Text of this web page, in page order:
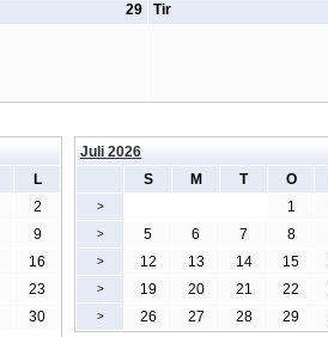
29 Tir
L
2
9
16
23
30
Juli 2026
S
M T O
> 1
> 5 6 7 8
> 12 13 14 15
> 19 20 21 22
> 26 27 28 29